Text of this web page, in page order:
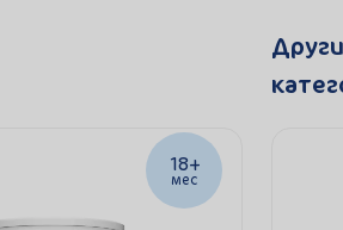
18+
мес